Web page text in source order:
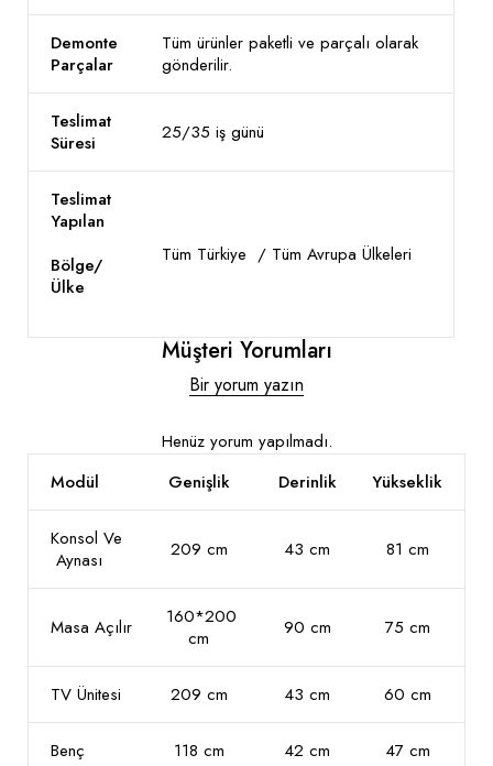
Demonte
Parçalar
Tüm ürünler paketli ve parçalı olarak
gönderilir.
Teslimat
Süresi
25/35 iş günü
Teslimat
Yapılan
Bölge/
Ülke
Tüm Türkiye / Tüm Avrupa Ülkeleri
Müşteri Yorumları
Bir yorum yazın
Henüz yorum yapılmadı.
Modül
Genişlik Derinlik Yükseklik
Konsol Ve
Aynası
209 cm 43 cm 81 cm
Masa Açılır
160*200
cm
90 cm 75 cm
TV Ünitesi 209 cm 43 cm 60 cm
Benç 118 cm 42 cm 47 cm